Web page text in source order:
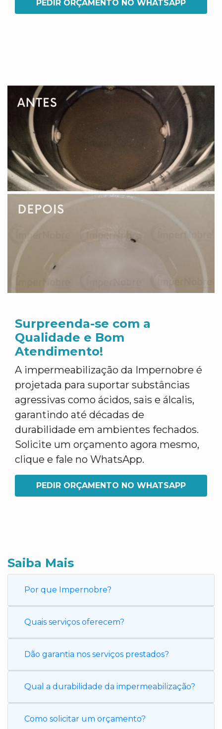
PEDIR ORÇAMENTO NO WHATSAPP
Surpreenda-se com a
Qualidade e Bom
Atendimento!
A impermeabilização da Impernobre é
projetada para suportar substâncias
agressivas como ácidos, sais e álcalis,
garantindo até décadas de
durabilidade em ambientes fechados.
Solicite um orçamento agora mesmo,
clique e fale no WhatsApp.
PEDIR ORÇAMENTO NO WHATSAPP
Saiba Mais
Por que Impernobre?
Quais serviços oferecem?
Dão garantia nos serviços prestados?
Qual a durabilidade da impermeabilização?
Como solicitar um orçamento?